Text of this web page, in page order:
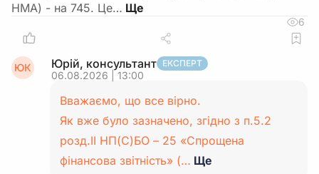
НМА) - на 745. Це…
6
ЮК Юрій, консультант ЕКСПЕРТ
06.08.2026 | 13:00
Вважаємо, що все вірно.
Як вже було зазначено, згідно з п.5.2
розд.ІІ НП(С)БО – 25 «Спрощена
фінансова звітність» (… Ще